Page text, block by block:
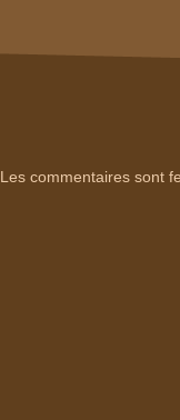
Les commentaires sont